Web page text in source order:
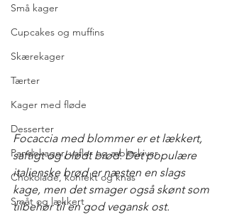
Små kager
Cupcakes og muffins
Skærekager
Tærter
Kager med fløde
Desserter
Pandekager, vafler og æbleskiver
Chokolade, konfekt og knas
Småt og lækkert
Focaccia med blommer er et lækkert,
saftigt og blødt brød. Det populære
italienske brød er næsten en slags
kage, men det smager også skønt som
tilbehør til en god vegansk ost.